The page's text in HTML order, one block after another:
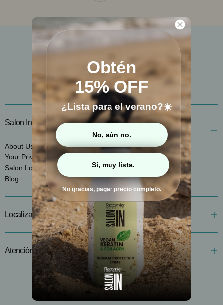
Salon In
About Us
Your Privacy Choices
Salon Locator
Blog
Localizador tiendas
Atención al cliente
Obtén
15% OFF
​¿Lista para el verano?☀️
No, aún no.
Si, muy lista.
No gracias, pagar precio completo.